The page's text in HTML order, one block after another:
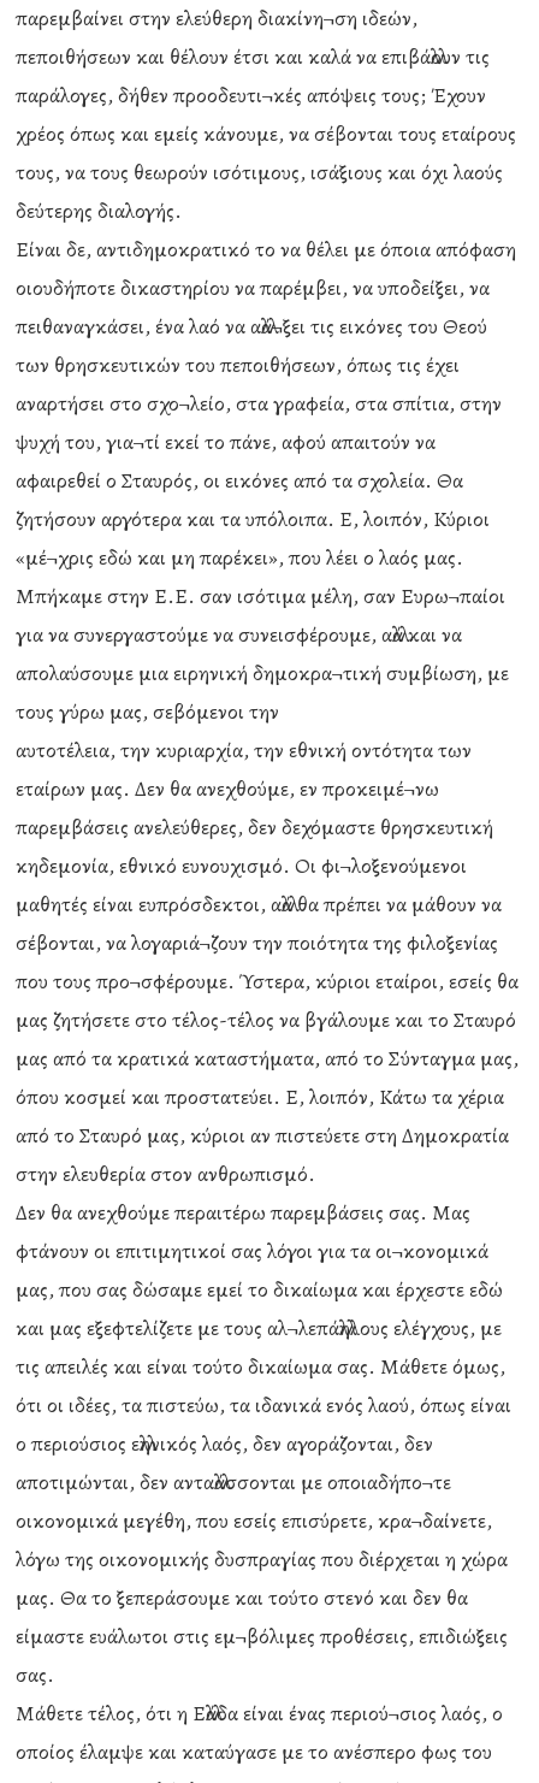
παρεμβαίνει στην ελεύθερη διακίνη¬ση ιδεών,
πεποιθήσεων και θέλουν έτσι και καλά να επιβάλλουν τις
παράλογες, δήθεν προοδευτι¬κές απόψεις τους; Έχουν
χρέος όπως και εμείς κάνουμε, να σέβονται τους εταίρους
τους, να τους θεωρούν ισότιμους, ισάξιους και όχι λαούς
δεύτερης διαλογής.
Είναι δε, αντιδημοκρατικό το να θέλει με όποια απόφαση
οιουδήποτε δικαστηρίου να παρέμβει, να υποδείξει, να
πειθαναγκάσει, ένα λαό να αλλά¬ξει τις εικόνες του Θεού
των θρησκευτικών του πεποιθήσεων, όπως τις έχει
αναρτήσει στο σχο¬λείο, στα γραφεία, στα σπίτια, στην
ψυχή του, για¬τί εκεί το πάνε, αφού απαιτούν να
αφαιρεθεί ο Σταυρός, οι εικόνες από τα σχολεία. Θα
ζητήσουν αργότερα και τα υπόλοιπα. Ε, λοιπόν, Κύριοι
«μέ¬χρις εδώ και μη παρέκει», που λέει ο λαός μας.
Μπήκαμε στην Ε.Ε. σαν ισότιμα μέλη, σαν Ευρω¬παίοι
για να συνεργαστούμε να συνεισφέρουμε, αλλά και να
απολαύσουμε μια ειρηνική δημοκρα¬τική συμβίωση, με
τους γύρω μας, σεβόμενοι την
αυτοτέλεια, την κυριαρχία, την εθνική οντότητα των
εταίρων μας. Δεν θα ανεχθούμε, εν προκειμέ¬νω
παρεμβάσεις ανελεύθερες, δεν δεχόμαστε θρησκευτική
κηδεμονία, εθνικό ευνουχισμό. Οι φι¬λοξενούμενοι
μαθητές είναι ευπρόσδεκτοι, αλλά θα πρέπει να μάθουν να
σέβονται, να λογαριά¬ζουν την ποιότητα της φιλοξενίας
που τους προ¬σφέρουμε. Ύστερα, κύριοι εταίροι, εσείς θα
μας ζητήσετε στο τέλος-τέλος να βγάλουμε και το Σταυρό
μας από τα κρατικά καταστήματα, από το Σύνταγμα μας,
όπου κοσμεί και προστατεύει. Ε, λοιπόν, Κάτω τα χέρια
από το Σταυρό μας, κύριοι αν πιστεύετε στη Δημοκρατία
στην ελευθερία στον ανθρωπισμό.
Δεν θα ανεχθούμε περαιτέρω παρεμβάσεις σας. Μας
φτάνουν οι επιτιμητικοί σας λόγοι για τα οι¬κονομικά
μας, που σας δώσαμε εμεί το δικαίωμα και έρχεστε εδώ
και μας εξεφτελίζετε με τους αλ¬λεπάλληλους ελέγχους, με
τις απειλές και είναι τούτο δικαίωμα σας. Μάθετε όμως,
ότι οι ιδέες, τα πιστεύω, τα ιδανικά ενός λαού, όπως είναι
ο περιούσιος ελληνικός λαός, δεν αγοράζονται, δεν
αποτιμώνται, δεν ανταλλάσσονται με οποιαδήπο¬τε
οικονομικά μεγέθη, που εσείς επισύρετε, κρα¬δαίνετε,
λόγω της οικονομικής δυσπραγίας που διέρχεται η χώρα
μας. Θα το ξεπεράσουμε και τούτο στενό και δεν θα
είμαστε ευάλωτοι στις εμ¬βόλιμες προθέσεις, επιδιώξεις
σας.
Μάθετε τέλος, ότι η Ελλάδα είναι ένας περιού¬σιος λαός, ο
οποίος έλαμψε και καταύγασε με το ανέσπερο φως του